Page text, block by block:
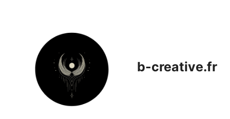
b-creative.fr